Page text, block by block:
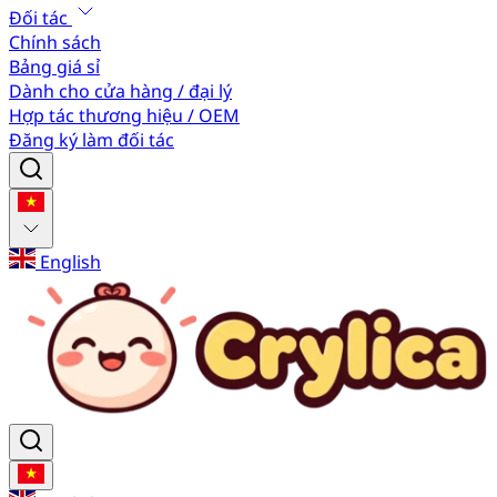
Đối tác
Chính sách
Bảng giá sỉ
Dành cho cửa hàng / đại lý
Hợp tác thương hiệu / OEM
Đăng ký làm đối tác
English